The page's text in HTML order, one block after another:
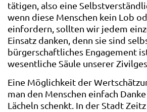
tätigen, also eine
wenn diese Menschen kein Lob
einfordern, sollten wir jedem
Einsatz danken, denn sie sind
bürgerschaftliches Engagement
wesentliche Säule unserer
Eine Möglichkeit der
man den Menschen einfach
Lächeln schenkt. In der Stadt